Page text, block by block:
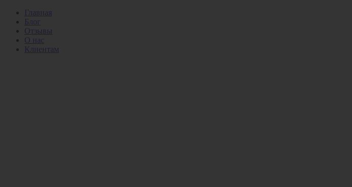
Главная
Блог
Отзывы
О нас
Клиентам